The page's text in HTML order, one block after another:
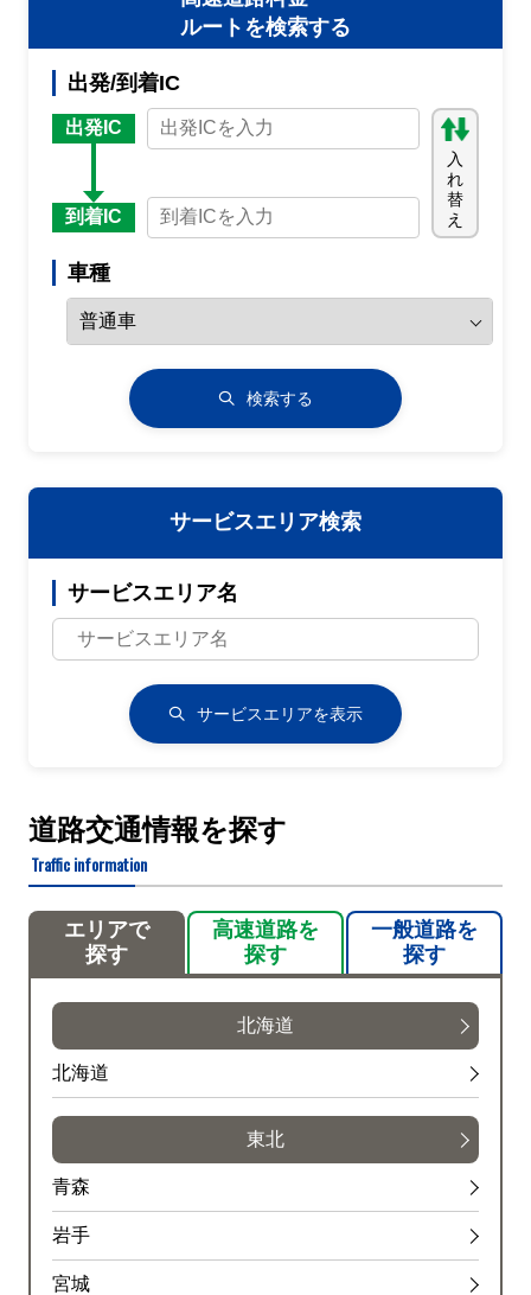
ルートを検索する
出発/到着IC
出発IC
到着IC
入
れ
替
え
車種
検索する
サービスエリア検索
サービスエリア名
サービスエリアを表示
道路交通情報を探す
Traffic information
エリアで
探す
高速道路を
探す
一般道路を
探す
北海道
北海道
東北
青森
岩手
宮城